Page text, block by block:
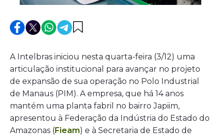
A Intelbras iniciou nesta quarta-feira (3/12) uma
articulação institucional para avançar no projeto
de expansão de sua operação no Polo Industrial
de Manaus (PIM). A empresa, que há 14 anos
mantém uma planta fabril no bairro Japiim,
apresentou à Federação da Indústria do Estado do
Amazonas (Fieam) e à Secretaria de Estado de